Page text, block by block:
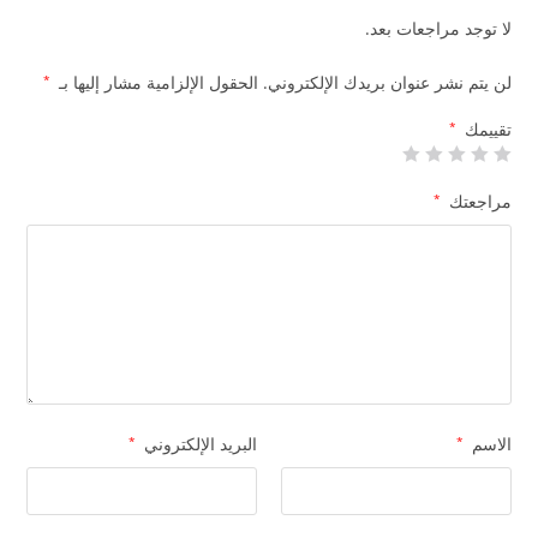
لا توجد مراجعات بعد.
لن يتم نشر عنوان بريدك الإلكتروني. الحقول الإلزامية مشار إليها بـ *
تقييمك *
مراجعتك *
الاسم * البريد الإلكتروني *